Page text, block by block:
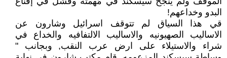
البدو وخداعهم!
قي هذا السياق لم تتوقف اسرائيل وشارون عن
الاساليب الصهيونيه والاساليب الالتفافيه والخداع في
شراء والاستيلاء على ارض عرب النقب, وبجانب "